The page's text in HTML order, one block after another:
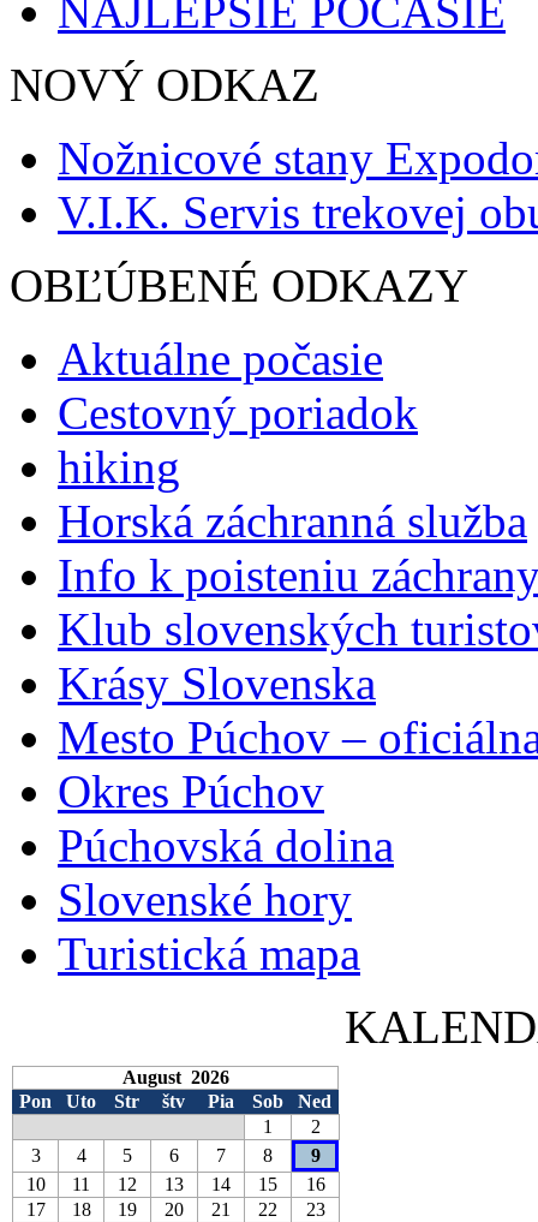
NAJLEPŠIE POČASIE
NOVÝ ODKAZ
Nožnicové stany
V.I.K. Servis trekovej
OBĽÚBENÉ ODKAZY
Aktuálne počasie
Cestovný poriadok
hiking
Horská záchranná služba
Info k poisteniu
Klub slovenských
Krásy Slovenska
Mesto Púchov –
Okres Púchov
Púchovská dolina
Slovenské hory
Turistická mapa
August 2026
Pon
Uto Str štv Pia Sob
Ned
1
2
3
4 5 6 7 8
9
10
11 12 13 14 15
16
17
18 19 20 21 22
23